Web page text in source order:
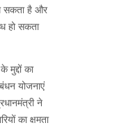
सकता है और
हो सकता
मुद्दों का
योजनाएं
ने
का क्षमता